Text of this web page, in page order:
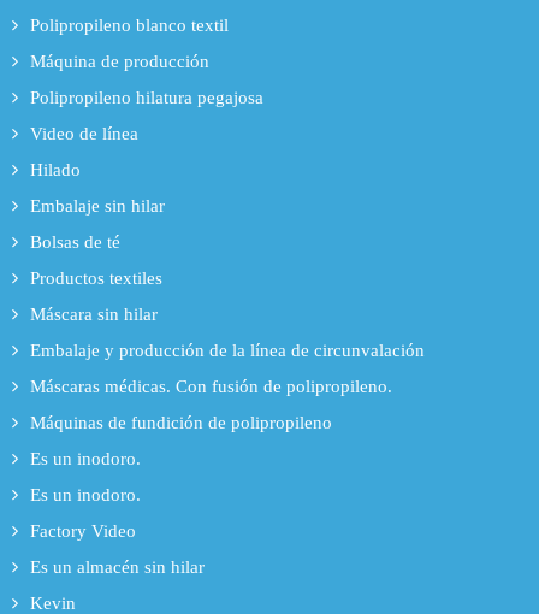
Polipropileno blanco textil
Máquina de producción
Polipropileno hilatura pegajosa
Video de línea
Hilado
Embalaje sin hilar
Bolsas de té
Productos textiles
Máscara sin hilar
Embalaje y producción de la línea de circunvalación
Máscaras médicas. Con fusión de polipropileno.
Máquinas de fundición de polipropileno
Es un inodoro.
Es un inodoro.
Factory Video
Es un almacén sin hilar
Kevin